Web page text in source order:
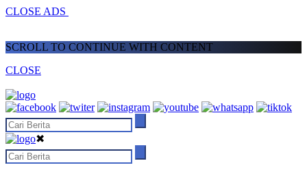
CLOSE ADS
SCROLL TO CONTINUE WITH CONTENT
CLOSE
✖